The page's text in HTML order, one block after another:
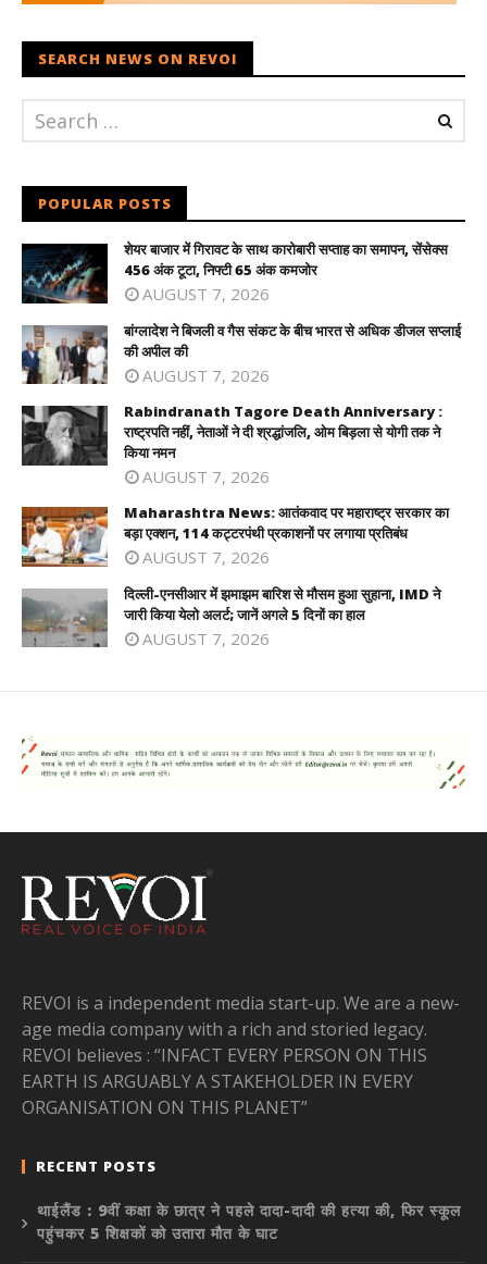
SEARCH NEWS ON REVOI
POPULAR POSTS
शेयर बाजार में गिरावट के साथ कारोबारी सप्ताह का समापन, सेंसेक्स
456 अंक टूटा, निफ्टी 65 अंक कमजोर
AUGUST 7, 2026
बांग्लादेश ने बिजली व गैस संकट के बीच भारत से अधिक डीजल सप्लाई
की अपील की
AUGUST 7, 2026
Rabindranath Tagore Death Anniversary :
राष्ट्रपति नहीं, नेताओं ने दी श्रद्धांजलि, ओम बिड़ला से योगी तक ने
किया नमन
AUGUST 7, 2026
Maharashtra News: आतंकवाद पर महाराष्ट्र सरकार का
बड़ा एक्शन, 114 कट्टरपंथी प्रकाशनों पर लगाया प्रतिबंध
AUGUST 7, 2026
दिल्ली-एनसीआर में झमाझम बारिश से मौसम हुआ सुहाना, IMD ने
जारी किया येलो अलर्ट; जानें अगले 5 दिनों का हाल
AUGUST 7, 2026
REVOI is a independent media start-up. We are a new-
age media company with a rich and storied legacy.
REVOI believes : “INFACT EVERY PERSON ON THIS
EARTH IS ARGUABLY A STAKEHOLDER IN EVERY
ORGANISATION ON THIS PLANET”
RECENT POSTS
थाईलैंड : 9वीं कक्षा के छात्र ने पहले दादा-दादी की हत्या की, फिर स्कूल
पहुंचकर 5 शिक्षकों को उतारा मौत के घाट